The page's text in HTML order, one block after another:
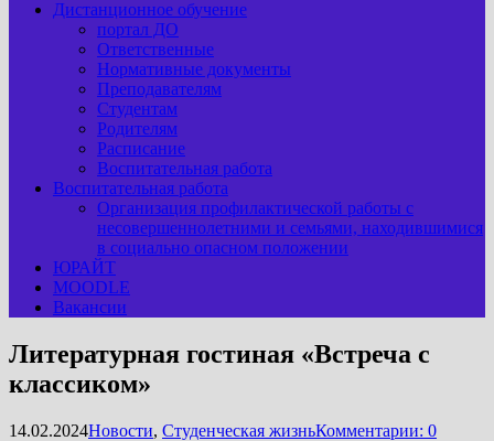
Дистанционное обучение
портал ДО
Ответственные
Нормативные документы
Преподавателям
Студентам
Родителям
Расписание
Воспитательная работа
Воспитательная работа
Организация профилактической работы с
несовершеннолетними и семьями, находившимися
в социально опасном положении
ЮРАЙТ
MOODLE
Вакансии
Литературная гостиная «Встреча с
классиком»
14.02.2024Новости, Студенческая жизньКомментарии: 0